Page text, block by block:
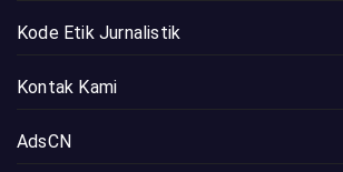
Kode Etik Jurnalistik
Kontak Kami
AdsCN